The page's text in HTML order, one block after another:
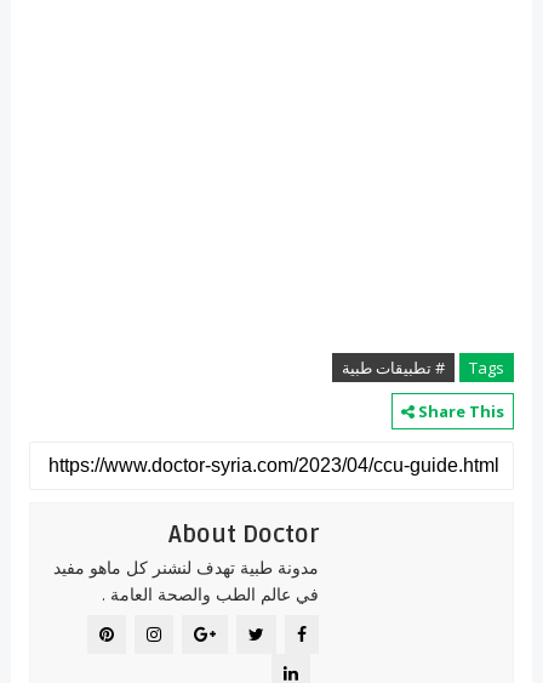
Tags
# تطبيقات طبية
Share This
About Doctor
مدونة طبية تهدف لنشنر كل ماهو مفيد
في عالم الطب والصحة العامة .